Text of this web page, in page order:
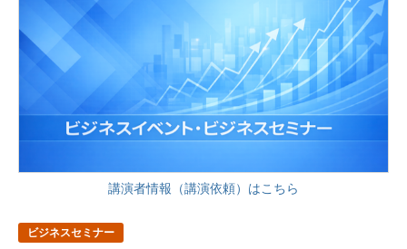
講演者情報（講演依頼）はこちら
ビジネスセミナー